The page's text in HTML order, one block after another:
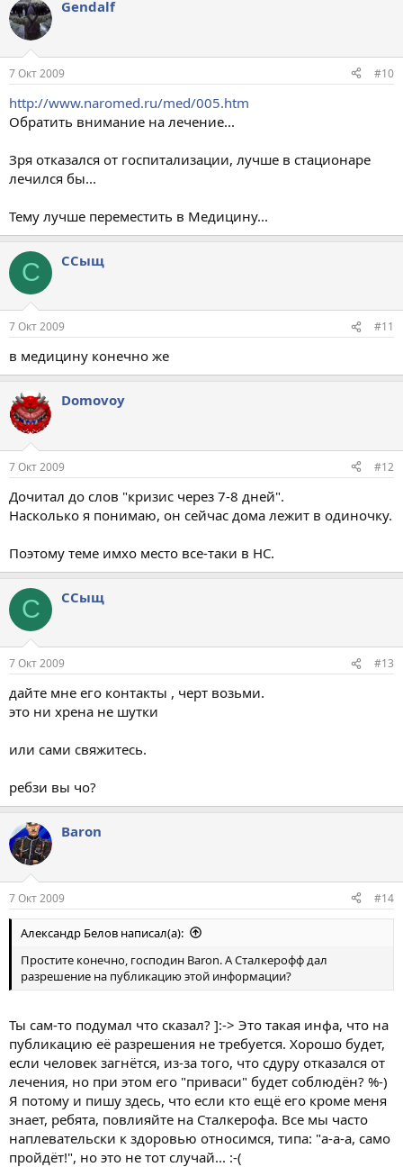
Gendalf
7 Окт 2009 #10
http://www.naromed.ru/med/005.htm
Обратить внимание на лечение...
Зря отказался от госпитализации, лучше в стационаре
лечился бы...
Тему лучше переместить в Медицину...
С ССыщ
7 Окт 2009 #11
в медицину конечно же
Domovoy
7 Окт 2009 #12
Дочитал до слов "кризис через 7-8 дней".
Насколько я понимаю, он сейчас дома лежит в одиночку.
Поэтому теме имхо место все-таки в НС.
С ССыщ
7 Окт 2009 #13
дайте мне его контакты , черт возьми.
это ни хрена не шутки
или сами свяжитесь.
ребзи вы чо?
Baron
7 Окт 2009 #14
Aлександр Белов написал(а):
Простите конечно, господин Baron. А Сталкерофф дал
разрешение на публикацию этой информации?
Ты сам-то подумал что сказал? ]:-> Это такая инфа, что на
публикацию её разрешения не требуется. Хорошо будет,
если человек загнётся, из-за того, что сдуру отказался от
лечения, но при этом его "приваси" будет соблюдён? %-)
Я потому и пишу здесь, что если кто ещё его кроме меня
знает, ребята, повлияйте на Сталкерофа. Все мы часто
наплевательски к здоровью относимся, типа: "а-а-а, само
пройдёт!", но это не тот случай... :-(